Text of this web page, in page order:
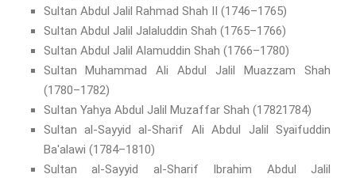
Sultan Abdul Jalil Rahmad Shah II (1746–1765)
Sultan Abdul Jalil Jalaluddin Shah (1765–1766)
Sultan Abdul Jalil Alamuddin Shah (1766–1780)
Sultan Muhammad Ali Abdul Jalil Muazzam Shah
(1780–1782)
Sultan Yahya Abdul Jalil Muzaffar Shah (17821784)
Sultan al-Sayyid al-Sharif Ali Abdul Jalil Syaifuddin
Ba'alawi (1784–1810)
Sultan al-Sayyid al-Sharif Ibrahim Abdul Jalil